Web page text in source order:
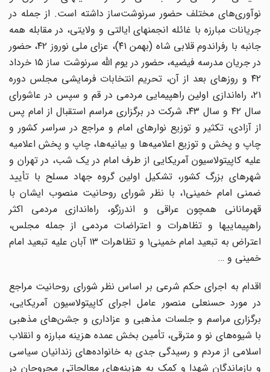
نوآوری‌های مختلف حضور سرنوشت‌ساز داشته است. از جمله در
جریانات مبارزه با غائله انجمنهای ایالتی و ولایتی، در مقابله همه
جانبه با رفراندوم قلابی شاه (بهمن ۴۱)، عزای ملی نوروز ۴۲، حضور
در جریان مدرسه فیضیه، حضور در یوم الله سرنوشت ساز ۱۵ خرداد
۴۲ و روزهای بعد از آن، تحریم انتخابات فرمایشی مجلس دوره
۲۱، راه‌اندازی اولین راهپیمایی مردمی در قم و سپس در عاشورای
سال ۴۲ و سال ۴۳، شرکت در برگزاری مراسم استقبال از امام پس
از آزادی، تکثیر و توزیع نوارهای امام و مراجع در سراسر کشور و
چاپ و پخش و توزیع اعلامیه‌ها و بیانیه‌ها، چاپ و پخش اعلامیه
علیه کاپیتولاسیون آمریکایی از طرف امام در یک شب، در تهران و
شهرهای بزرگ کشور، تشکیل اولین گروه جهاد مسلح با تأیید
ضمنی امام خمینی۱، با نظر شورای روحانیت منصوب ایشان با
قهرمانانی همچون عراقی و اندرزگو، راه‌اندازی مردمی اکثر
راهپیماییها و تظاهرات و اعتراضات مردمی از جمله مجلس،
اعتراض به تبعید امام خمینی۱ و تظاهرات ۱۳ آبان علیه تبعید امام
خمینی و …
اقدام به اجرای حکم شرعی بر اساس نظر شورای روحانیت مراجع
در مورد حسنعلی منصور عامل اجرای کاپیتولاسیون آمریکایی،
برگزاری مراسم و جلسات مذهبی و عزاداری و جشن‌های مذهبی
با شیوه‌های نو و مترقی، تأمین بخش عمده هزینه مبارزه و انقلاب
اسلامی از مردم و رسیدگی جدی به خانواده‌های زندانیان سیاسی
و بازماندگان شهدا و کمک به هزینه‌های معالجاتی مجروحان در